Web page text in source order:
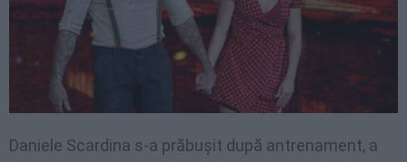
Daniele Scardina s-a prăbușit după antrenament, a